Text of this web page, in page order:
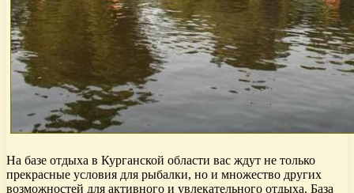
На базе отдыха в Курганской области вас ждут не только
прекрасные условия для рыбалки, но и множество других
возможностей для активного и увлекательного отдыха. База